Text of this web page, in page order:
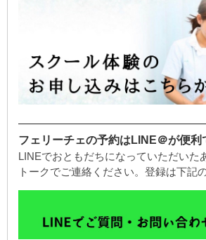
フェリーチェの予約はLINE＠が便利
LINEでおともだちになっていただいた
トークでご連絡ください。登録は下記